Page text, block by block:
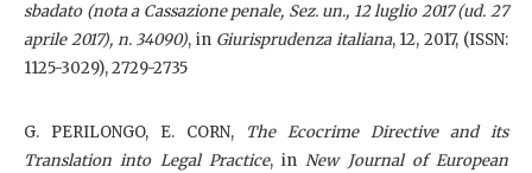
sbadato (nota a Cassazione penale, Sez. un., 12 luglio 2017 (ud. 27
aprile 2017), n. 34090), in Giurisprudenza italiana, 12, 2017, (ISSN:
1125-3029), 2729-2735
G. PERILONGO, E. CORN,
The Ecocrime Directive and its
Translation into Legal Practice, inNew Journal of European